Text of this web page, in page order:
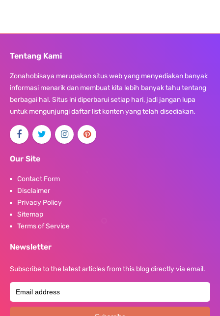
Tentang Kami
Zonahobisaya merupakan situs web yang menyediakan banyak
informasi menarik dan membuat kita lebih banyak tahu tentang
berbagai hal. Situs ini diperbarui setiap hari, jadi jangan lupa
untuk mengunjungi daftar list konten yang telah disediakan.
Our Site
Contact Form
Disclaimer
Privacy Policy
Sitemap
Terms of Service
Newsletter
Subscribe to the latest articles from this blog directly via email.